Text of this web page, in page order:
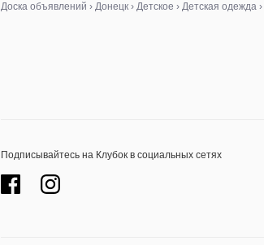
Доска объявлений › Донецк › Детское › Детская одежда ›
Подписывайтесь на Клубок в социальных сетях